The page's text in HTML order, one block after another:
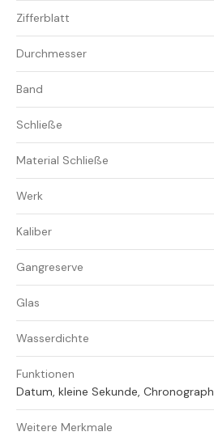
Zifferblatt
Durchmesser
Band
Schließe
Material Schließe
Werk
Kaliber
Gangreserve
Glas
Wasserdichte
Funktionen
Datum, kleine Sekunde, Chronograph
Weitere Merkmale